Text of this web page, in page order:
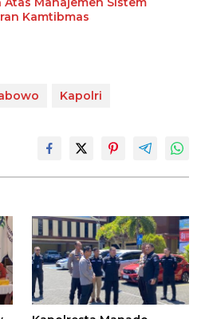
Kamtibmas
Kapolri